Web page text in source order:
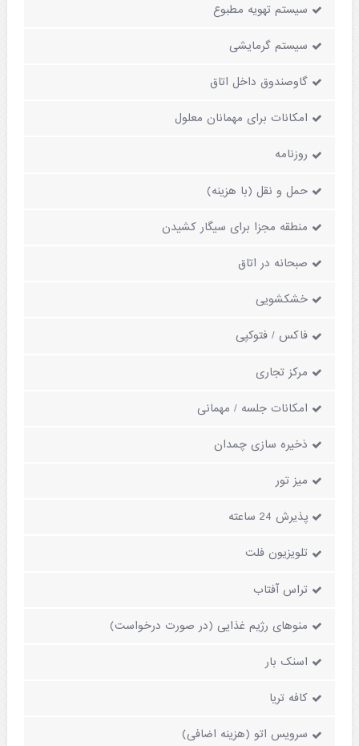
سیستم تهویه مطبوع
سیستم گرمایشی
گاوصندوق داخل اتاق
امکانات برای مهمانان معلول
روزنامه
حمل و نقل (با هزینه)
منطقه مجزا برای سیگار کشیدن
صبحانه در اتاق
خشکشویی
فاکس / فتوکپی
مرکز تجاری
امکانات جلسه / مهمانی
ذخیره سازی چمدان
میز تور
پذیرش 24 ساعته
تلویزیون فلت
تراس آفتاب
منوهای رژیم غذایی (در صورت درخواست)
اسنک بار
کافه تریا
سرویس اتو (هزینه اضافی)